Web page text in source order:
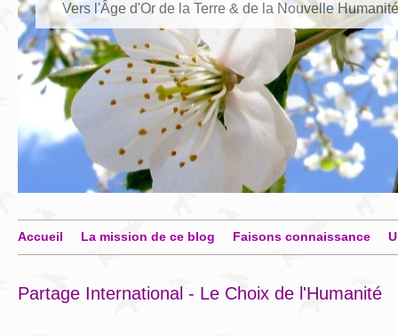
Vers l'Âge d'Or de la Terre & de la Nouvelle Humanité
Accueil La mission de ce blog Faisons connaissance
Partage International - Le Choix de l'Humanité